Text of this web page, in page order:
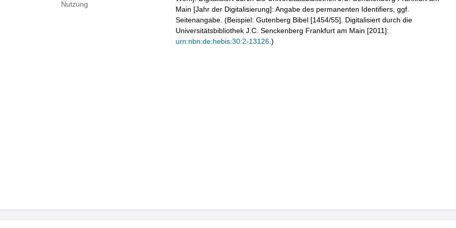
Nutzung
Main [Jahr der Digitalisierung]: Angabe des permanenten Identifiers, ggf.
Seitenangabe. (Beispiel: Gutenberg Bibel [1454/55]. Digitalisiert durch die
Universitätsbibliothek J.C. Senckenberg Frankfurt am Main [2011]:
urn:nbn:de:hebis:30:2-13126 .)